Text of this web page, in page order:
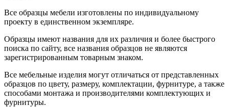
Все образцы мебели изготовлены по индивидуальному
проекту в единственном экземпляре.
Образцы имеют названия для их различия и более быстрого
поиска по сайту, все названия образцов не являются
зарегистрированным товарным знаком.
Все мебельные изделия могут отличаться от представленных
образцов по цвету, размеру, комплектации, фурнитуре, а также
способами монтажа и производителями комплектующих и
фурнитуры.